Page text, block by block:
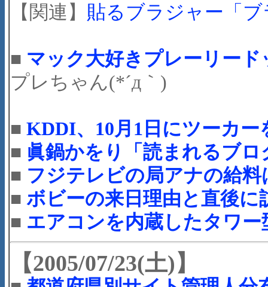
【関連】 貼るブラジャー「
■ マック大好きプレーリード
プレちゃん(*´д｀)
■ KDDI、10月1日にツーカー
■ 眞鍋かをり「読まれるブ
■ フジテレビの局アナの給
■ ボビーの来日理由と直後
■ エアコンを内蔵したタワー
【2005/07/23(土)】